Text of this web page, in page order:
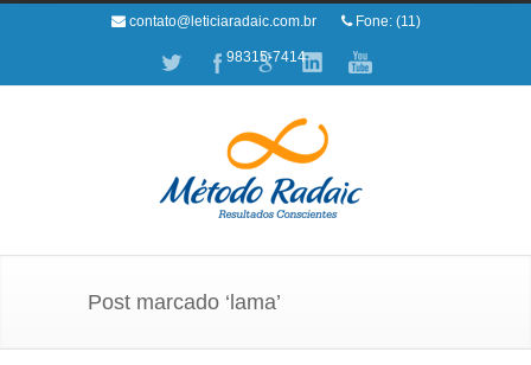
contato@leticiaradaic.com.br Fone: (11)
98315-7414
Post marcado ‘lama’